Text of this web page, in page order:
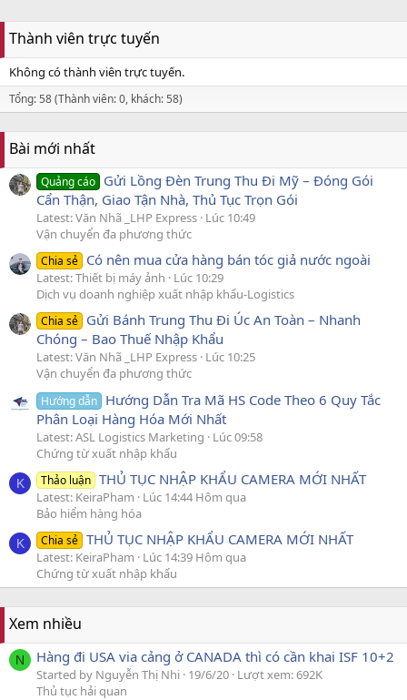
Thành viên trực tuyến
Không có thành viên trực tuyến.
Tổng: 58 (Thành viên: 0, khách: 58)
Bài mới nhất
Quảng cáo Gửi Lồng Đèn Trung Thu Đi Mỹ – Đóng Gói
Cẩn Thận, Giao Tận Nhà, Thủ Tục Trọn Gói
Latest: Văn Nhã _LHP Express Lúc 10:49
Vận chuyển đa phương thức
Chia sẻ Có nên mua cửa hàng bán tóc giả nước ngoài
Latest: Thiết bị máy ảnh
Lúc 10:29
Dịch vụ doanh nghiệp xuất nhập khẩu-Logistics
Chia sẻ Gửi Bánh Trung Thu Đi Úc An Toàn – Nhanh
Chóng – Bao Thuế Nhập Khẩu
Latest: Văn Nhã _LHP Express Lúc 10:25
Vận chuyển đa phương thức
Hướng dẫn Hướng Dẫn Tra Mã HS Code Theo 6 Quy Tắc
Phân Loại Hàng Hóa Mới Nhất
Latest: ASL Logistics Marketing
Lúc 09:58
Chứng từ xuất nhập khẩu
K Thảo luận THỦ TỤC NHẬP KHẨU CAMERA MỚI NHẤT
Latest: KeiraPham
Lúc 14:44 Hôm qua
Bảo hiểm hàng hóa
K Chia sẻ THỦ TỤC NHẬP KHẨU CAMERA MỚI NHẤT
Latest: KeiraPham
Lúc 14:39 Hôm qua
Chứng từ xuất nhập khẩu
Xem nhiều
N Hàng đi USA via cảng ở CANADA thì có cần khai ISF 10+2
Started by Nguyễn Thị Nhi 19/6/20 Lượt xem: 692K
Thủ tục hải quan